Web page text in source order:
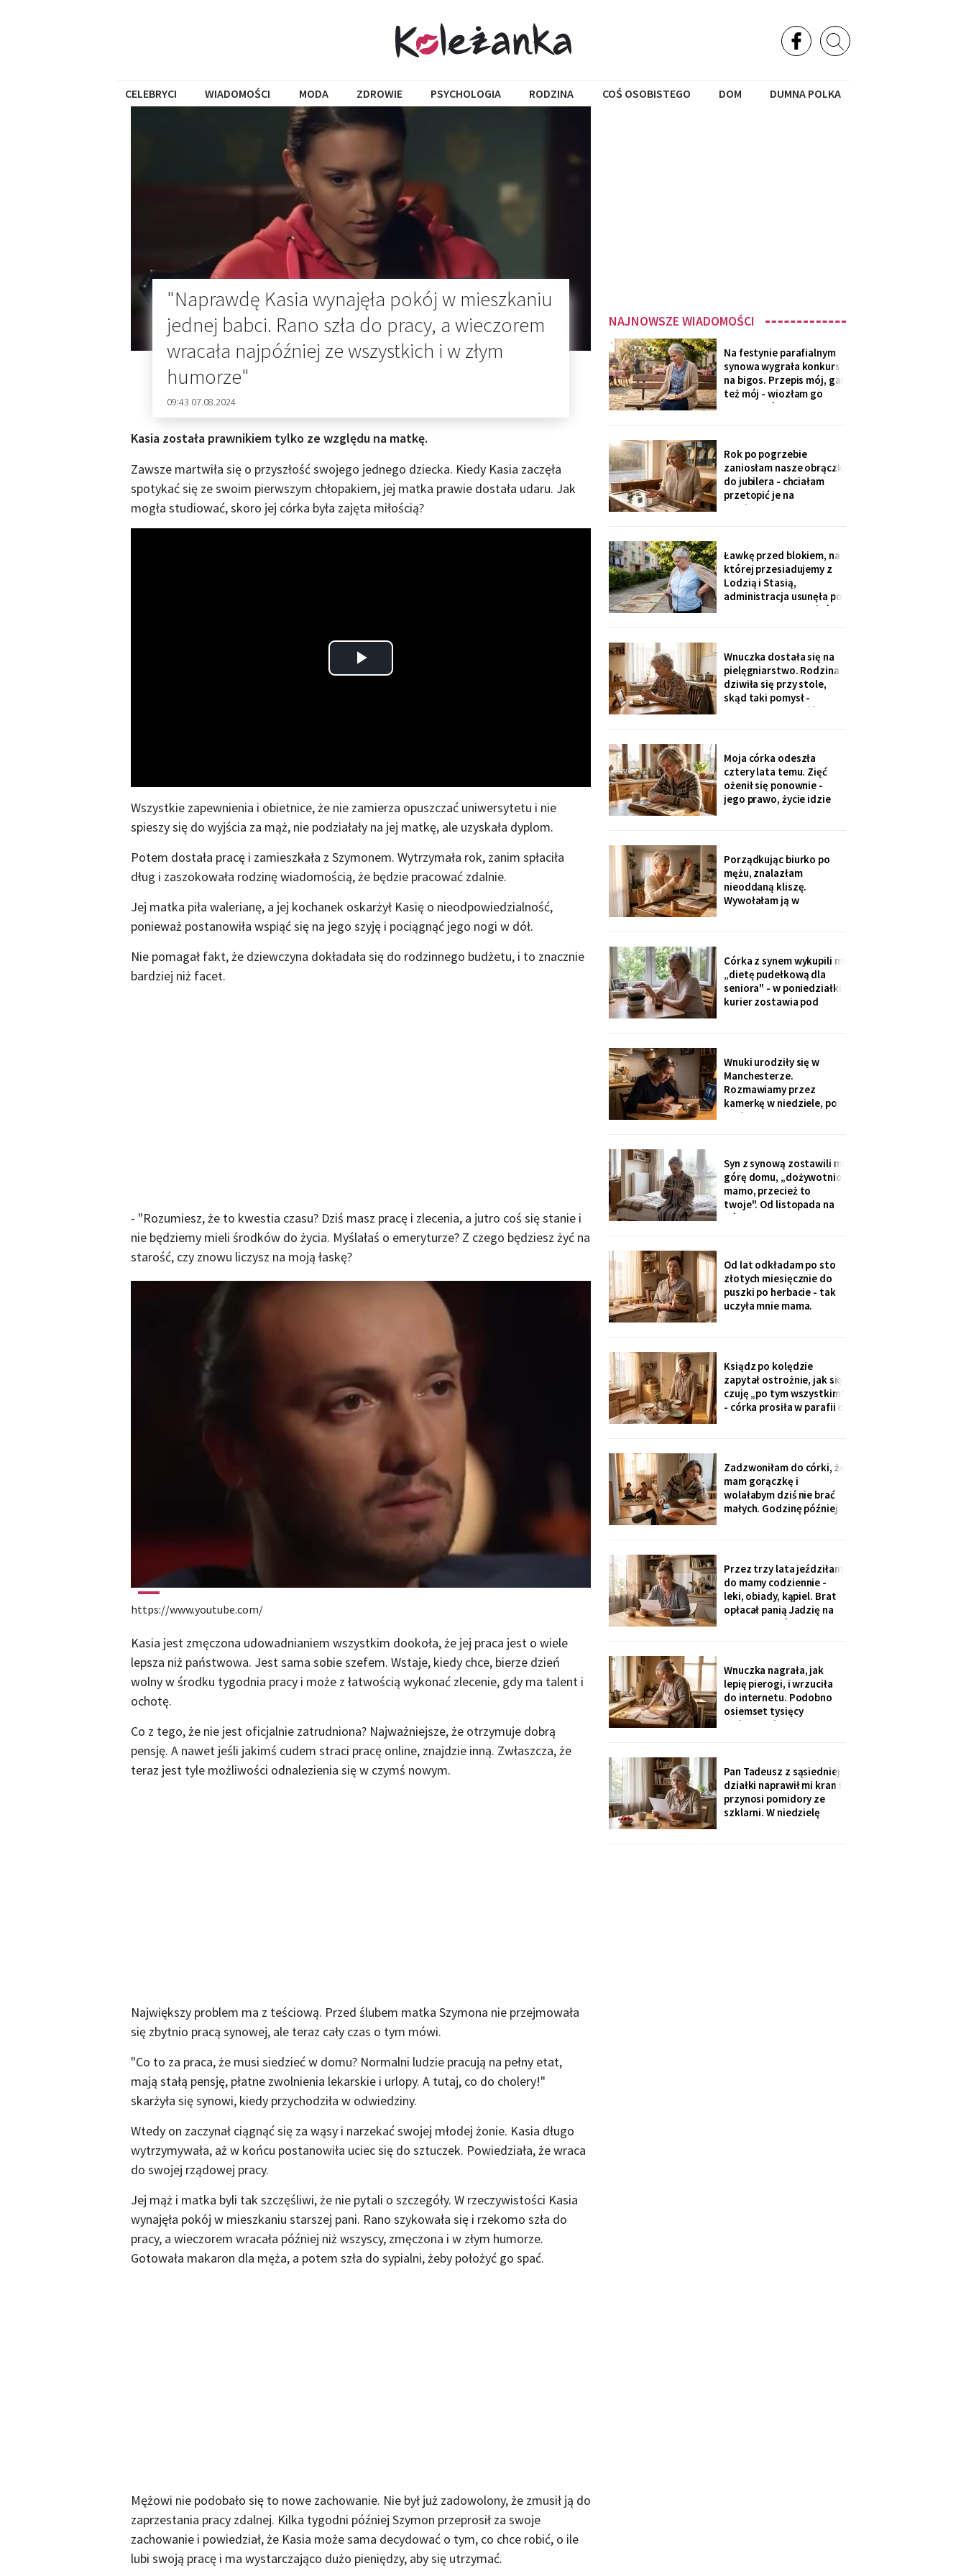
CELEBRYCI WIADOMOŚCI MODA ZDROWIE PSYCHOLOGIA RODZINA COŚ OSOBISTEGO DOM DUMNA POLKA
"Naprawdę Kasia wynajęła pokój w mieszkaniu
jednej babci. Rano szła do pracy, a wieczorem
wracała najpóźniej ze wszystkich i w złym
humorze"
09:43 07.08.2024
Kasia została prawnikiem tylko ze względu na matkę.
Zawsze martwiła się o przyszłość swojego jednego dziecka. Kiedy Kasia zaczęła
spotykać się ze swoim pierwszym chłopakiem, jej matka prawie dostała udaru. Jak
mogła studiować, skoro jej córka była zajęta miłością?
Play
Wszystkie zapewnienia i obietnice, że nie zamierza opuszczać uniwersytetu i nie
spieszy się do wyjścia za mąż, nie podziałały na jej matkę, ale uzyskała dyplom.
Potem dostała pracę i zamieszkała z Szymonem. Wytrzymała rok, zanim spłaciła
dług i zaszokowała rodzinę wiadomością, że będzie pracować zdalnie.
Jej matka piła walerianę, a jej kochanek oskarżył Kasię o nieodpowiedzialność,
ponieważ postanowiła wspiąć się na jego szyję i pociągnąć jego nogi w dół.
Nie pomagał fakt, że dziewczyna dokładała się do rodzinnego budżetu, i to znacznie
bardziej niż facet.
- "Rozumiesz, że to kwestia czasu? Dziś masz pracę i zlecenia, a jutro coś się stanie i
nie będziemy mieli środków do życia. Myślałaś o emeryturze? Z czego będziesz żyć na
starość, czy znowu liczysz na moją łaskę?
https://www.youtube.com/
Kasia jest zmęczona udowadnianiem wszystkim dookoła, że jej praca jest o wiele
lepsza niż państwowa. Jest sama sobie szefem. Wstaje, kiedy chce, bierze dzień
wolny w środku tygodnia pracy i może z łatwością wykonać zlecenie, gdy ma talent i
ochotę.
Co z tego, że nie jest oficjalnie zatrudniona? Najważniejsze, że otrzymuje dobrą
pensję. A nawet jeśli jakimś cudem straci pracę online, znajdzie inną. Zwłaszcza, że
teraz jest tyle możliwości odnalezienia się w czymś nowym.
Największy problem ma z teściową. Przed ślubem matka Szymona nie przejmowała
się zbytnio pracą synowej, ale teraz cały czas o tym mówi.
"Co to za praca, że musi siedzieć w domu? Normalni ludzie pracują na pełny etat,
mają stałą pensję, płatne zwolnienia lekarskie i urlopy. A tutaj, co do cholery!"
skarżyła się synowi, kiedy przychodziła w odwiedziny.
Wtedy on zaczynał ciągnąć się za wąsy i narzekać swojej młodej żonie. Kasia długo
wytrzymywała, aż w końcu postanowiła uciec się do sztuczek. Powiedziała, że wraca
do swojej rządowej pracy.
Jej mąż i matka byli tak szczęśliwi, że nie pytali o szczegóły. W rzeczywistości Kasia
wynajęła pokój w mieszkaniu starszej pani. Rano szykowała się i rzekomo szła do
pracy, a wieczorem wracała później niż wszyscy, zmęczona i w złym humorze.
Gotowała makaron dla męża, a potem szła do sypialni, żeby położyć go spać.
Mężowi nie podobało się to nowe zachowanie. Nie był już zadowolony, że zmusił ją do
zaprzestania pracy zdalnej. Kilka tygodni później Szymon przeprosił za swoje
zachowanie i powiedział, że Kasia może sama decydować o tym, co chce robić, o ile
lubi swoją pracę i ma wystarczająco dużo pieniędzy, aby się utrzymać.
NAJNOWSZE WIADOMOŚCI
Na festynie parafialnym
synowa wygrała konkurs
na bigos. Przepis mój, gar
też mój - wiozłam go
rano taksówką, żeby się
mikrofonu: „to stary
przepis z mojej rodziny".
Klaskałam razem ze
wszystkimi.
Rok po pogrzebie
zaniosłam nasze obrączki
do jubilera - chciałam
przetopić je na
pierścionek dla wnuczki.
cicho: „Pani jest złota.
Męża - pozłacana, dobra
imitacja, robota sprzed
lat".
Ławkę przed blokiem, na
której przesiadujemy z
Lodzią i Stasią,
administracja usunęła po
„skargach mieszkańców"
jedenaście podpisów.
Rozpoznałam charakter
pisma córki - ma tu
kawalerkę pod wynajem.
„Mamo, bez przesady
Wnuczka dostała się na
pielęgniarstwo. Rodzina
dziwiła się przy stole,
skąd taki pomysł -
przecież mogła „iść na
podnosząc głowy znad
talerza: „bo widziałam,
jak babcia trzy lata
zajmowała się dziadkiem.
Też chcę tak
Moja córka odeszła
cztery lata temu. Zięć
ożenił się ponownie -
jego prawo, życie idzie
ścian, „bo ciocia nie lubi
na nie patrzeć". Dałam jej
mały album - schowała go
do tornistra jak
Porządkując biurko po
mężu, znalazłam
nieoddaną kliszę.
Wywołałam ją w
roześmiana kobieta przy
ognisku. Na ostatniej
klatce on - młody, z
wąsami, obejmuje ją
ramieniem.
Córka z synem wykupili mi
„dietę pudełkową dla
seniora" - w poniedziałki
kurier zostawia pod
jesteśmy spokojni,
mamo". Od marca nikt nie
przyjechał. Na każdym
pudełku naklejka: moje
imię
Wnuki urodziły się w
Manchesterze.
Rozmawiamy przez
kamerkę w niedziele, po
pięć minut, bo „im się
angielsku, a syn
przetłumaczył ze
śmiechem: „pyta, kim jest
ta pani". Kupiłam zeszyt i
uczę się angielskiego
Syn z synową zostawili mi
górę domu, „dożywotnio,
mamo, przecież to
twoje". Od listopada na
górze grzeje tylko jeden
Rano w moim pokoju jest
czternaście stopni.
Termometr przyniosła mi
wnuczka - ona
Od lat odkładam po sto
złotych miesięcznie do
puszki po herbacie - tak
uczyła mnie mama.
wizycie żartuje przy
wszystkich: „u mamy
bank, a my się męczymy z
kredytem". Puszkę
Ksiądz po kolędzie
zapytał ostrożnie, jak się
czuję „po tym wszystkim"
- córka prosiła w parafii o
ja co niedzielę czekam z
obiadem. Ostatni raz
przyszli we wrześniu.
Zadzwoniłam do córki, że
mam gorączkę i
wolałabym dziś nie brać
małych. Godzinę później
przyszedł SMS: „Podasz
im obiad? Wrócimy
głodni".
Przez trzy lata jeździłam
do mamy codziennie -
leki, obiady, kąpiel. Brat
opłacał panią Jadzię na
kilka poranków w
rozliczenie: „twoja
połowa za opiekunkę,
osiem tysięcy. Mama by
tak chciała".
Wnuczka nagrała, jak
lepię pierogi, i wrzuciła
do internetu. Podobno
osiemset tysięcy
wyświetleń - ludzie z
babcie. Córka obejrzała
dwa razy i powiedziała
tylko: „Mamo, mogłaś
chociaż zdjąć ten stary
fartuch".
Pan Tadeusz z sąsiedniej
działki naprawił mi kran i
przynosi pomidory ze
szklarni. W niedzielę